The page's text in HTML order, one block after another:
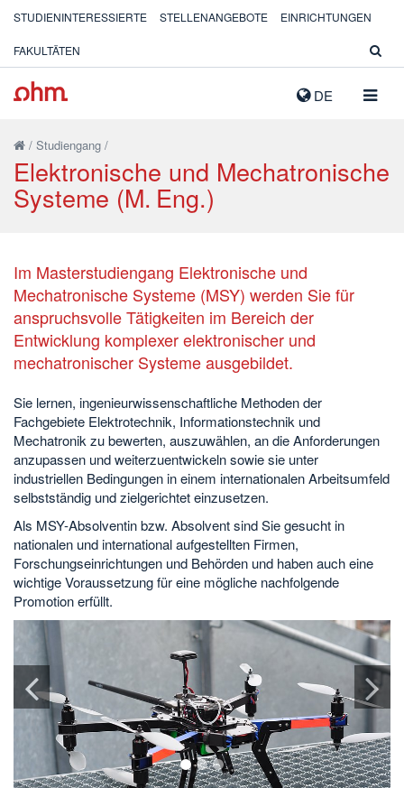
DE
STUDIENINTERESSIERTE STELLENANGEBOTE EINRICHTUNGEN
FAKULTÄTEN
/ Studiengang /
Elektronische und Mechatronische
Systeme (M. Eng.)
Im Masterstudiengang Elektronische und
Mechatronische Systeme (MSY) werden Sie für
anspruchsvolle Tätigkeiten im Bereich der
Entwicklung komplexer elektronischer und
mechatronischer Systeme ausgebildet.
Sie lernen, ingenieurwissenschaftliche Methoden der
Fachgebiete Elektrotechnik, Informationstechnik und
Mechatronik zu bewerten, auszuwählen, an die Anforderungen
anzupassen und weiterzuentwickeln sowie sie unter
industriellen Bedingungen in einem internationalen Arbeitsumfeld
selbstständig und zielgerichtet einzusetzen.
Als MSY-Absolventin bzw. Absolvent sind Sie gesucht in
nationalen und international aufgestellten Firmen,
Forschungseinrichtungen und Behörden und haben auch eine
wichtige Voraussetzung für eine mögliche nachfolgende
Promotion erfüllt.
1 2 3